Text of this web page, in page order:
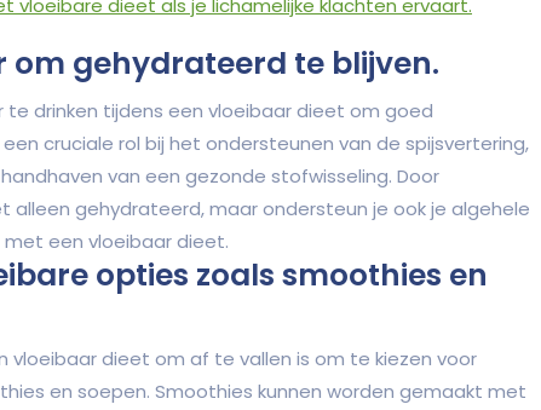
vloeibare dieet als je lichamelijke klachten ervaart.
om gehydrateerd te blijven.
drinken tijdens een vloeibaar dieet om goed
cruciale rol bij het ondersteunen van de spijsvertering,
van een gezonde stofwisseling. Door
alleen gehydrateerd, maar ondersteun je ook je algehele
een vloeibaar dieet.
opties zoals smoothies en
vloeibaar dieet om af te vallen is om te kiezen voor
en soepen. Smoothies kunnen worden gemaakt met